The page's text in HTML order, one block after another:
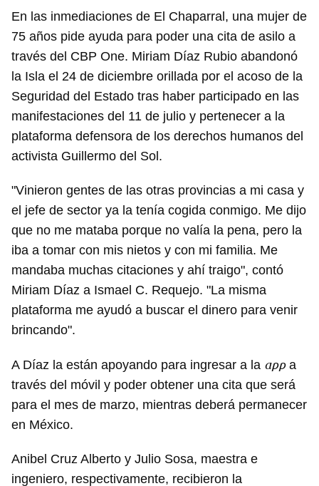
En las inmediaciones de El Chaparral, una mujer de
75 años pide ayuda para poder una cita de asilo a
través del CBP One. Miriam Díaz Rubio abandonó
la Isla el 24 de diciembre orillada por el acoso de la
Seguridad del Estado tras haber participado en las
manifestaciones del 11 de julio y pertenecer a la
plataforma defensora de los derechos humanos del
activista Guillermo del Sol.
"Vinieron gentes de las otras provincias a mi casa y
el jefe de sector ya la tenía cogida conmigo. Me dijo
que no me mataba porque no valía la pena, pero la
iba a tomar con mis nietos y con mi familia. Me
mandaba muchas citaciones y ahí traigo", contó
Miriam Díaz a Ismael C. Requejo. "La misma
plataforma me ayudó a buscar el dinero para venir
brincando".
A Díaz la están apoyando para ingresar a la appa
través del móvil y poder obtener una cita que será
para el mes de marzo, mientras deberá permanecer
en México.
Anibel Cruz Alberto y Julio Sosa, maestra e
ingeniero, respectivamente, recibieron la